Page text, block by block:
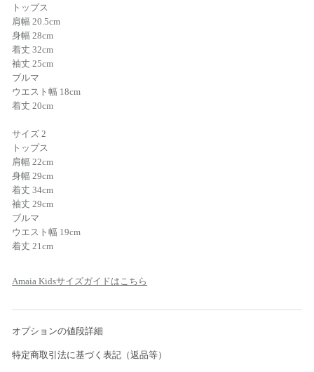
トップス
肩幅 20.5cm
身幅 28cm
着丈 32cm
袖丈 25cm
ブルマ
ウエスト幅 18cm
着丈 20cm
サイズ 2
トップス
肩幅 22cm
身幅 29cm
着丈 34cm
袖丈 29cm
ブルマ
ウエスト幅 19cm
着丈 21cm
Amaia Kidsサイズガイドはこちら
オプションの値段詳細
特定商取引法に基づく表記（返品等）